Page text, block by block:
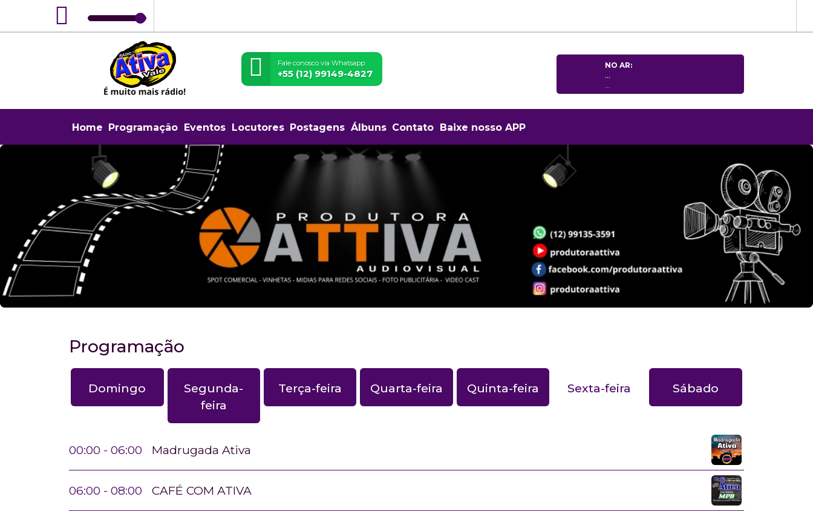
Fale conosco via Whatsapp:
+55 (12) 99149-4827
NO AR:
...
Home Programação Eventos Locutores Postagens Álbuns Contato Baixe nosso APP
Programação
Domingo
Segunda-
feira
Terça-feira Quarta-feira Quinta-feira Sexta-feira Sábado
00:00 - 06:00 Madrugada Ativa
06:00 - 08:00 CAFÉ COM ATIVA